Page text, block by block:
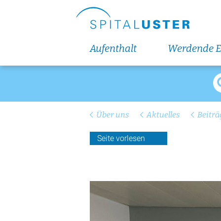
Aufenthalt Werdende
Über uns Aktuelles
Seite vorlesen
Über uns
Aktuelle Bauprojekte
Spital Uster Tag 2026
Zahlen + Fakten
Geschäftsbericht
Fachpersonen-Suche
Nachhaltigkeit
Veranstaltungen und Fortbildungen